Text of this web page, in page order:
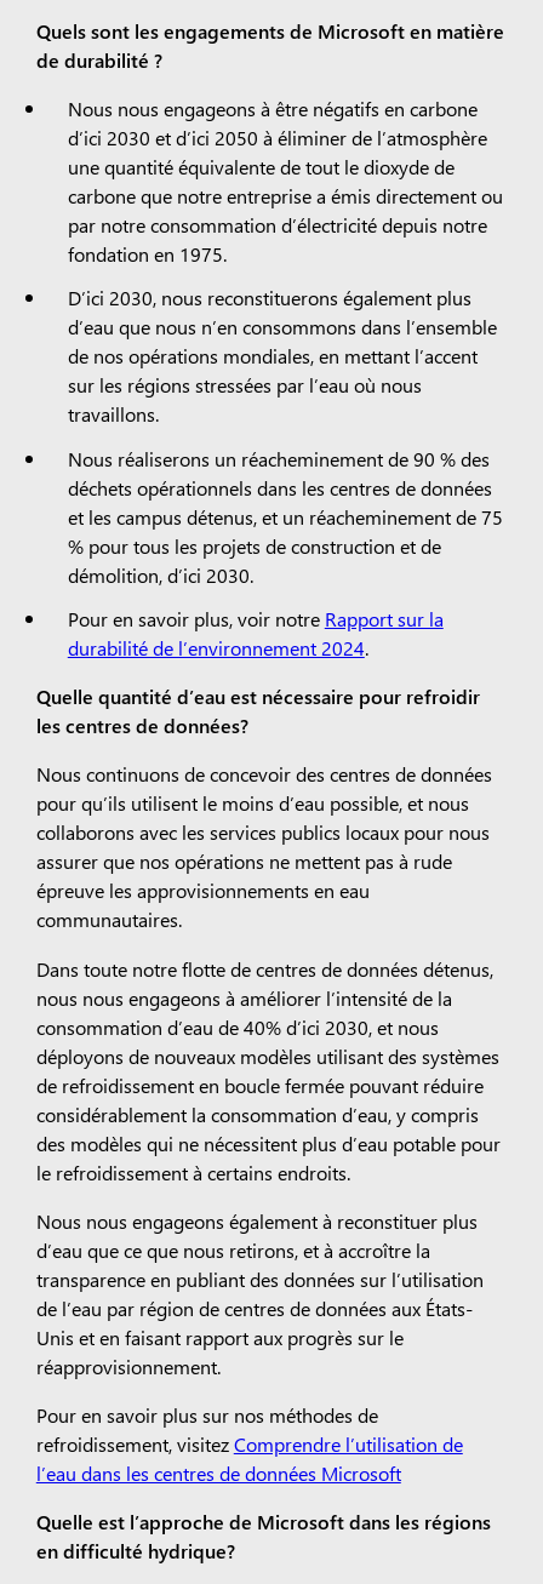
Quels sont les engagements de Microsoft en matière
de durabilité ?
Nous nous engageons à être négatifs en carbone
d’ici 2030 et d’ici 2050 à éliminer de l’atmosphère
une quantité équivalente de tout le dioxyde de
carbone que notre entreprise a émis directement ou
par notre consommation d’électricité depuis notre
fondation en 1975.
D’ici 2030, nous reconstituerons également plus
d’eau que nous n’en consommons dans l’ensemble
de nos opérations mondiales, en mettant l’accent
sur les régions stressées par l’eau où nous
travaillons.
Nous réaliserons un réacheminement de 90 % des
déchets opérationnels dans les centres de données
et les campus détenus, et un réacheminement de 75
% pour tous les projets de construction et de
démolition, d’ici 2030.
Pour en savoir plus, voir notre Rapport sur la
durabilité de l’environnement 2024.
Quelle quantité d’eau est nécessaire pour refroidir
les centres de données?
Nous continuons de concevoir des centres de données
pour qu’ils utilisent le moins d’eau possible, et nous
collaborons avec les services publics locaux pour nous
assurer que nos opérations ne mettent pas à rude
épreuve les approvisionnements en eau
communautaires.
Dans toute notre flotte de centres de données détenus,
nous nous engageons à améliorer l’intensité de la
consommation d’eau de 40% d’ici 2030, et nous
déployons de nouveaux modèles utilisant des systèmes
de refroidissement en boucle fermée pouvant réduire
considérablement la consommation d’eau, y compris
des modèles qui ne nécessitent plus d’eau potable pour
le refroidissement à certains endroits.
Nous nous engageons également à reconstituer plus
d’eau que ce que nous retirons, et à accroître la
transparence en publiant des données sur l’utilisation
de l’eau par région de centres de données aux États-
Unis et en faisant rapport aux progrès sur le
réapprovisionnement.
Pour en savoir plus sur nos méthodes de
refroidissement, visitezComprendre l’utilisation de
l’eau dans les centres de données Microsoft
Quelle est l’approche de Microsoft dans les régions
en difficulté hydrique?